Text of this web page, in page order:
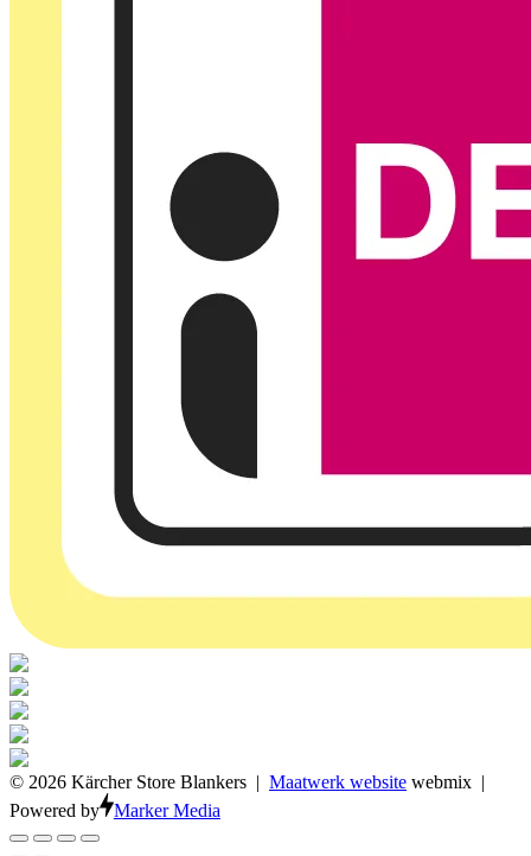
© 2026 Kärcher Store Blankers | Maatwerk website webmix |
Powered by
Marker Media